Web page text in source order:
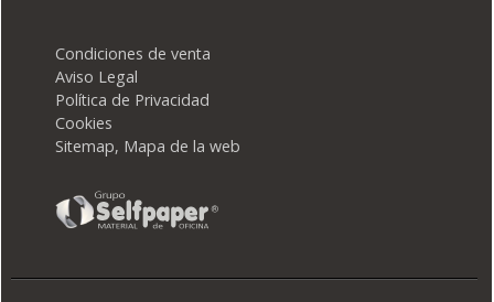
Condiciones de venta
Aviso Legal
Política de Privacidad
Cookies
Sitemap, Mapa de la web